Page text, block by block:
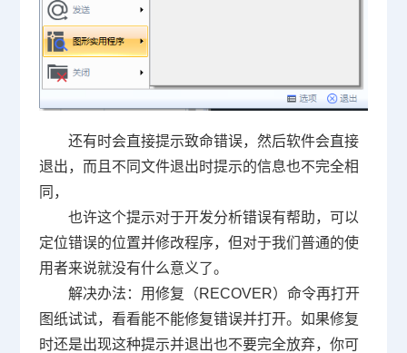
还有时会直接提示致命错误，然后软件会直接
退出，而且不同文件退出时提示的信息也不完全相
同，
也许这个提示对于开发分析错误有帮助，可以
定位错误的位置并修改程序，但对于我们普通的使
用者来说就没有什么意义了。
解决办法：用修复（RECOVER）命令再打开
图纸试试，看看能不能修复错误并打开。如果修复
时还是出现这种提示并退出也不要完全放弃，你可